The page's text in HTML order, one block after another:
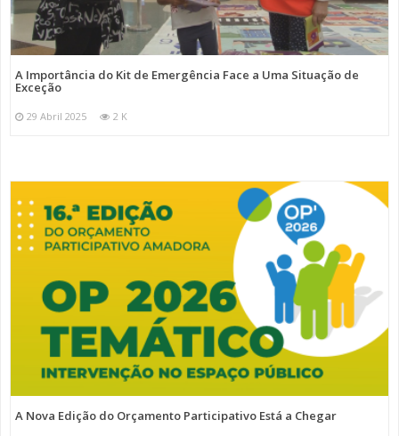
A Importância do Kit de Emergência Face a Uma Situação de
Exceção
29 Abril 2025 2 K
A Nova Edição do Orçamento Participativo Está a Chegar